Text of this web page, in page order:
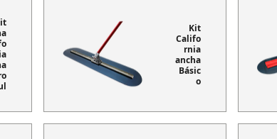
Kit
Califo
rnia
ancha
Básic
o